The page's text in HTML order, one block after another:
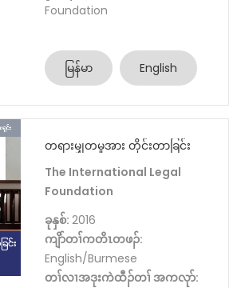
Foundation
မြန်မာ English
တရားမျှတမှုအား တိုင်းတာခြင်း
The International Legal
Foundation
ခုနှစ်: 2016
ကျိာ်တၢ်ကတိၤတဖၣ်:
English/Burmese
တၢ်လၢအဒုးကဲထီၣ်တၢ် အကလုာ်: